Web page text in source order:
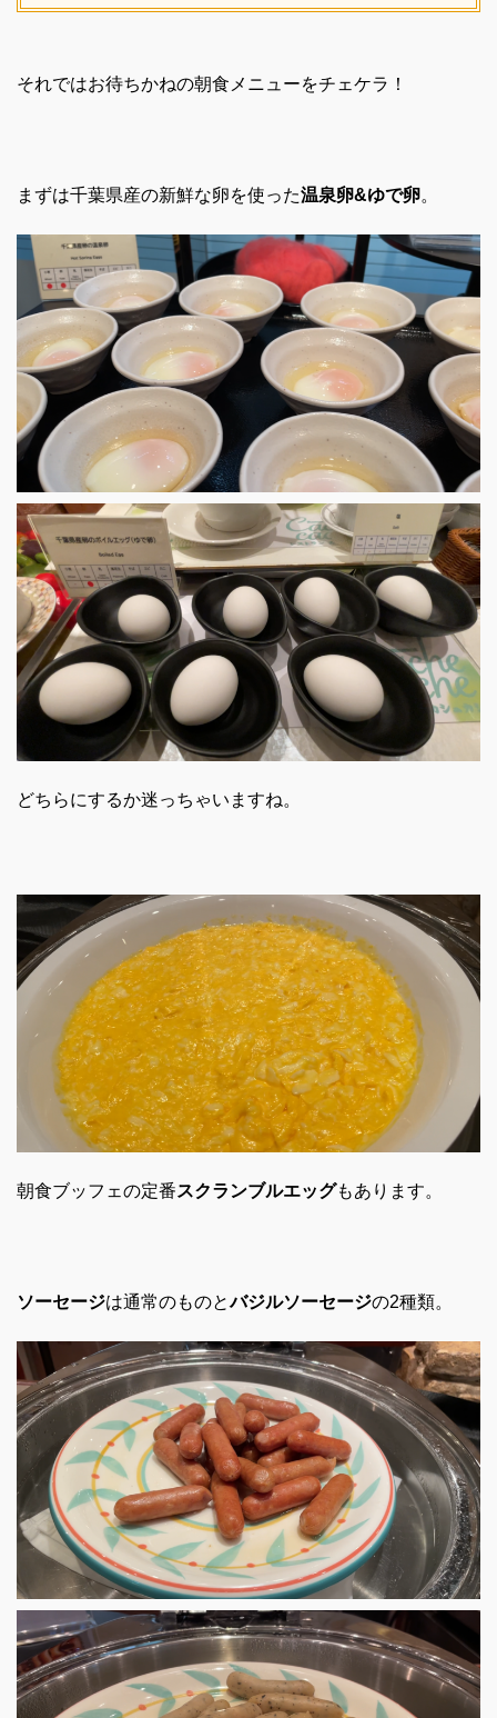
それではお待ちかねの朝食メニューをチェケラ！
まずは千葉県産の新鮮な卵を使った温泉卵&ゆで卵。
どちらにするか迷っちゃいますね。
朝食ブッフェの定番スクランブルエッグもあります。
ソーセージは通常のものとバジルソーセージの2種類。